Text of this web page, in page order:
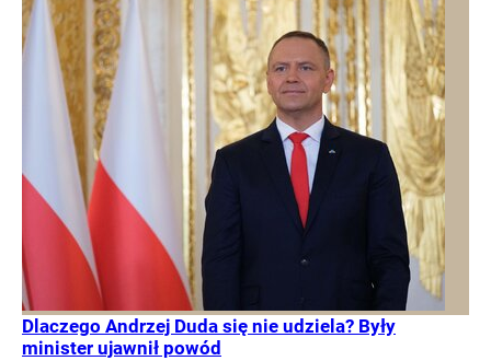
Dlaczego Andrzej Duda się nie udziela? Były
minister ujawnił powód